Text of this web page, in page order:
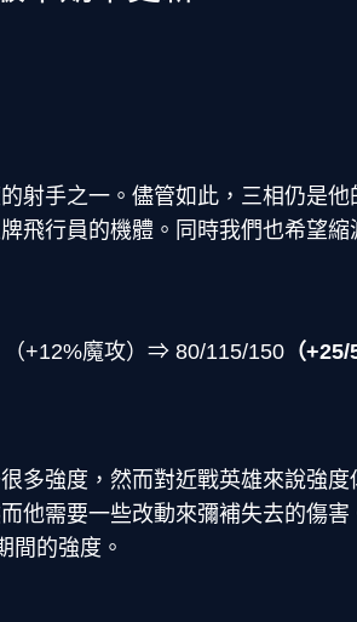
射手之一。儘管如此，三相仍是他
飛行員的機體。同時我們也希望縮
+12%魔攻）⇒ 80/115/150 （
多強度，然而對近戰英雄來說強
他需要一些改動來彌補失去的傷
間的強度。